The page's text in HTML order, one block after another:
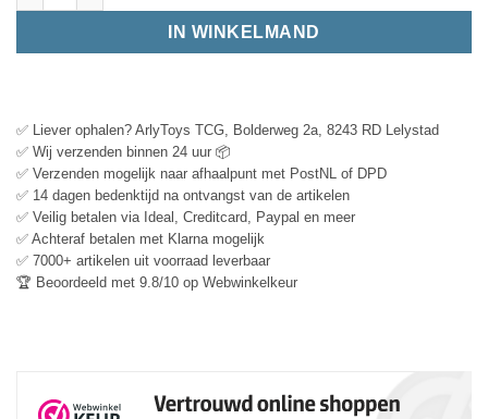
IN WINKELMAND
✅ Liever ophalen? ArlyToys TCG, Bolderweg 2a, 8243 RD Lelystad
✅ Wij verzenden binnen 24 uur 📦
✅ Verzenden mogelijk naar afhaalpunt met PostNL of DPD
✅ 14 dagen bedenktijd na ontvangst van de artikelen
✅ Veilig betalen via Ideal, Creditcard, Paypal en meer
✅ Achteraf betalen met Klarna mogelijk
✅ 7000+ artikelen uit voorraad leverbaar
🏆 Beoordeeld met 9.8/10 op Webwinkelkeur